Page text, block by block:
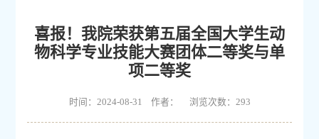
喜报！我院荣获第五届全国大学生动
物科学专业技能大赛团体二等奖与单
项二等奖
时间：2024-08-31 作者： 浏览次数： 293